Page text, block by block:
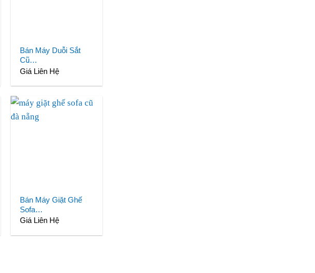
Bán Máy Duỗi Sắt
Cũ…
Giá Liên Hệ
Bán Máy Giặt Ghế
Sofa…
Giá Liên Hệ